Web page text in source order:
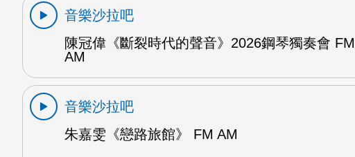
音樂沙拉吧
陳冠偉《斷裂時代的聲音》2026鋼琴獨奏會 FM
AM
音樂沙拉吧
朱嘉雯《戀路旅館》 FM AM